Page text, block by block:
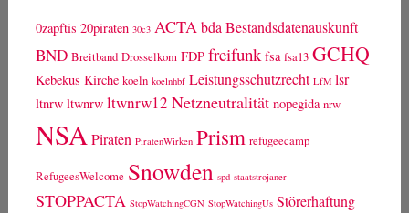
0zapftis 20piraten 30c3 ACTAbdaBestandsdatenauskunft
BND Breitband Drosselkom FDP freifunk fsa fsa13 GCHQ
Kebekus Kirche koeln koelnhbf Leistungsschutzrecht LfM lsr
ltnrw ltwnrw ltwnrw12 Netzneutralität nopegida nrw
NSAPiraten PiratenWirken Prism refugeecamp
RefugeesWelcome Snowden spd staatstrojaner
STOPPACTA StopWatchingCGN StopWatchingUs Störerhaftung